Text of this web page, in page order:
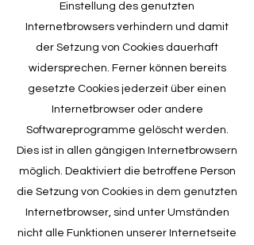
Einstellung des genutzten
Internetbrowsers verhindern und damit
der Setzung von Cookies dauerhaft
widersprechen. Ferner können bereits
gesetzte Cookies jederzeit über einen
Internetbrowser oder andere
Softwareprogramme gelöscht werden.
Dies ist in allen gängigen Internetbrowsern
möglich. Deaktiviert die betroffene Person
die Setzung von Cookies in dem genutzten
Internetbrowser, sind unter Umständen
nicht alle Funktionen unserer Internetseite